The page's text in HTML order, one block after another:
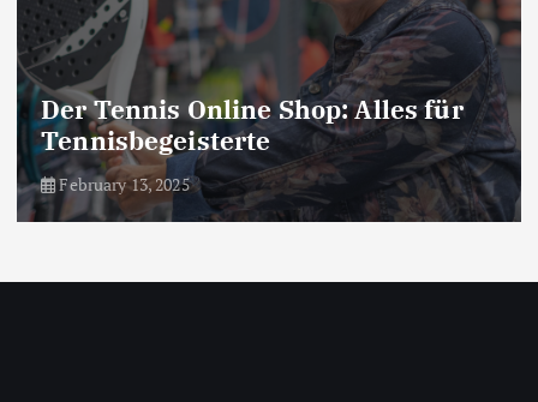
Der Tennis Online Shop: Alles für
Tennisbegeisterte
February 13, 2025